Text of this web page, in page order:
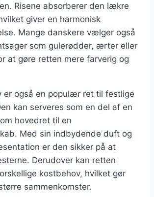
Risene absorberer den lækre
giver en harmonisk
Mange danskere vælger også
som gulerødder, ærter eller
at gøre retten mere farverig og
er også en populær ret til festlige
kan serveres som en del af en
hovedret til en
Med sin indbydende duft og
er den sikker på at
Derudover kan retten
kostbehov, hvilket gør
sammenkomster.